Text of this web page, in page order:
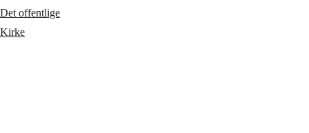
Det offentlige
Kirke